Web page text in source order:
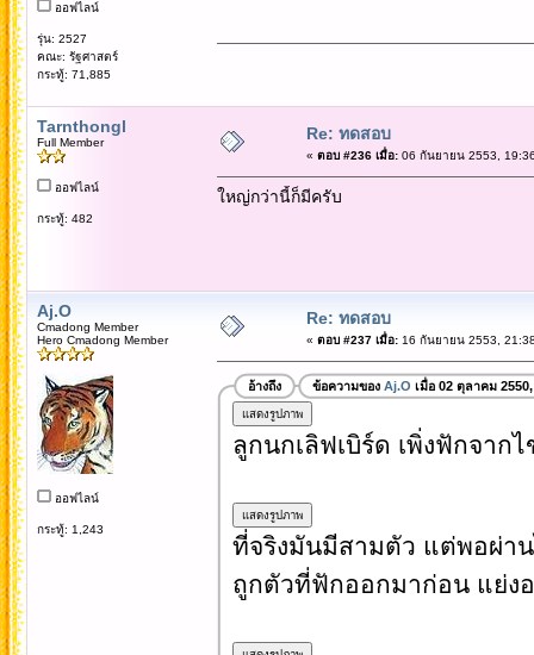
ออฟไลน์
รุ่น: 2527
คณะ: รัฐศาสตร์
กระทู้: 71,885
Tarnthongl
Full Member
ออฟไลน์
กระทู้: 482
Re: ทดสอบ
« ตอบ #236 เมื่อ:06 กันยายน 2553,
ใหญ่กว่านี้ก็มีครับ
Aj.O
Cmadong Member
Hero Cmadong Member
ออฟไลน์
กระทู้: 1,243
Re: ทดสอบ
« ตอบ #237 เมื่อ:16 กันยายน 2553,
อ้างถึง ข้อความของ Aj.O เมื่อ 02 ตุลาคม
ลูกนกเลิฟเบิร์ด เพิ่งฟักจากไ
ที่จริงมันมีสามตัว แต่พอผ่า
ถูกตัวที่ฟักออกมาก่อน แย่ง